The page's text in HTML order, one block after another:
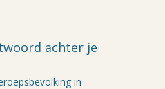
achter je
in